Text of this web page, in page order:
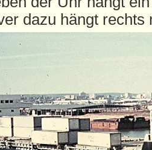
dazu hängt